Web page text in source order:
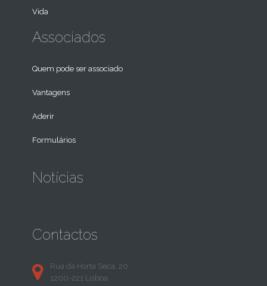
Vida
Associados
Quem pode ser associado
Vantagens
Aderir
Formulários
Notícias
Contactos
Rua da Horta Seca, 20
1200-221 Lisboa